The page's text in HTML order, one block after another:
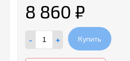
8 860 ₽
- + Купить